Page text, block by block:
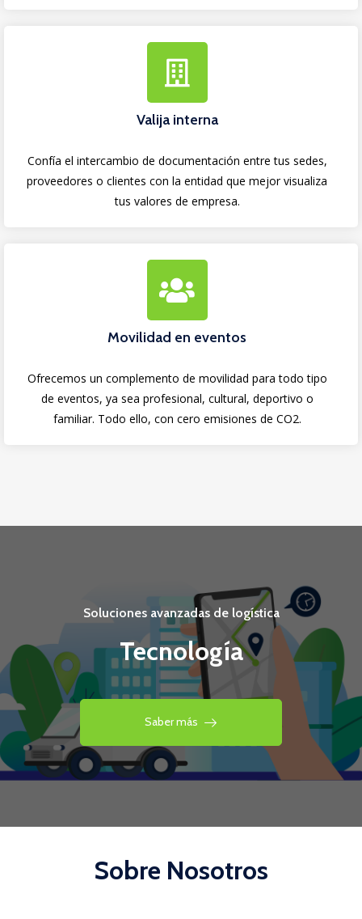
Valija interna
Confía el intercambio de documentación entre tus sedes,
proveedores o clientes con la entidad que mejor visualiza
tus valores de empresa.
Movilidad en eventos​
Ofrecemos un complemento de movilidad para todo tipo
de eventos, ya sea profesional, cultural, deportivo o
familiar. Todo ello, con cero emisiones de CO2.
Soluciones avanzadas de logística
Tecnología
Saber más
Sobre Nosotros